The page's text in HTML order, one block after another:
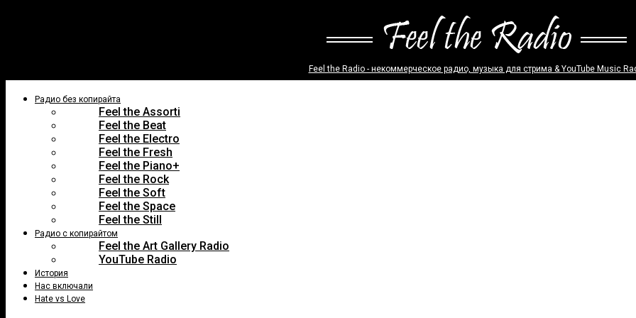
Feel the Radio - некоммерческое радио, музыка для стрима & YouTube Music
Радио без копирайта
Feel the Assorti
Feel the Beat
Feel the Electro
Feel the Fresh
Feel the Piano+
Feel the Rock
Feel the Soft
Feel the Space
Feel the Still
Радио с копирайтом
Feel the Art Gallery Radio
YouTube Radio
История
Нас включали
Hate vs Love